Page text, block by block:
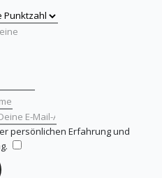
persönlichen Erfahrung und